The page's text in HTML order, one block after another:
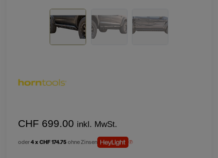
CHF 699.00 inkl. MwSt.
oder4 x CHF 174.75 ohne Zinsen